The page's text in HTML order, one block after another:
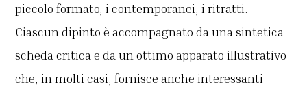
piccolo formato, i contemporanei, i ritratti.
Ciascun dipinto è accompagnato da una sintetica
scheda critica e da un ottimo apparato illustrativo
che, in molti casi, fornisce anche interessanti